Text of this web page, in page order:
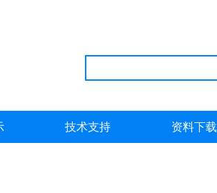
技术支持 资料下载